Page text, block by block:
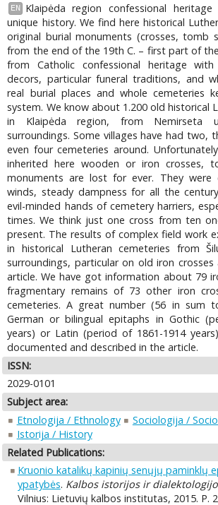
EN
Klaipėda region confessional
unique history. We find here historical
original burial monuments (crosses, tomb
from the end of the 19th C. – first part of
from Catholic confessional heritage
decors, particular funeral traditions, and
real burial places and whole cemeteries
system. We know about 1.200 old historical
in Klaipėda region, from Nemirseta
surroundings. Some villages have had two,
even four cemeteries around.
inherited here wooden or iron crosses,
monuments are lost for ever. They were
winds, steady dampness for all the
evil-minded hands of cemetery harriers,
times. We think just one cross from ten
present. The results of complex field work
in historical Lutheran cemeteries from
surroundings, particular on old iron
article. We have got information about 79
fragmentary remains of 73 other iron
cemeteries. A great number (56 in sum
German or bilingual epitaphs in Gothic
years) or Latin (period of 1861-1914
documented and described in the article.
ISSN:
2029-0101
Subject area:
Etnologija / Ethnology
Sociologija /
Istorija / History
Related Publications:
Kruonio katalikų kapinių senųjų paminklų
ypatybės. Kalbos istorijos ir
Vilnius: Lietuvių kalbos institutas, 2015. P.